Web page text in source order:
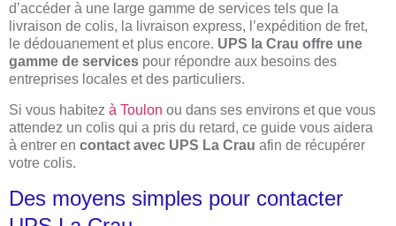
d’accéder à une large gamme de services tels que la
livraison de colis, la livraison express, l’expédition de fret,
le dédouanement et plus encore. UPS la Crau offre une
gamme de services pour répondre aux besoins des
entreprises locales et des particuliers.
Si vous habitez à Toulon ou dans ses environs et que vous
attendez un colis qui a pris du retard, ce guide vous aidera
à entrer en contact avec UPS La Crau afin de récupérer
votre colis.
Des moyens simples pour contacter